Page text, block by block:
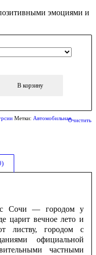
эмоциями и
Очистить
В корзину
Метки: Автомобильная
с Сочи — городом у
царит вечное лето и
листву, городом с
официальной
частными